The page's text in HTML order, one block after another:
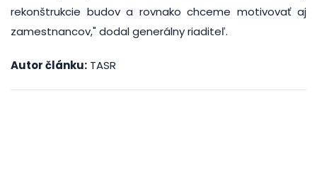
rekonštrukcie budov a rovnako chceme motivovať aj
zamestnancov," dodal generálny riaditeľ.
Autor článku: TASR